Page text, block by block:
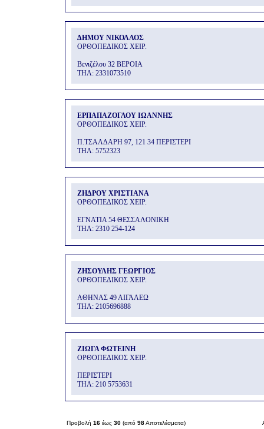
ΔΗΜΟΥ ΝΙΚΟΛΑΟΣ
ΟΡΘΟΠΕΔΙΚΟΣ ΧΕΙΡ.
Βενιζέλου 32 ΒΕΡΟΙΑ
THΛ: 2331073510
ΕΡΠΑΠΑΖΟΓΛΟΥ ΙΩΑΝΝΗΣ
ΟΡΘΟΠΕΔΙΚΟΣ ΧΕΙΡ.
Π.ΤΣΑΛΔΑΡΗ 97, 121 34 ΠΕΡΙΣΤΕΡΙ
THΛ: 5752323
ΖΗΔΡΟΥ ΧΡΙΣΤΙΑΝΑ
ΟΡΘΟΠΕΔΙΚΟΣ ΧΕΙΡ.
ΕΓΝΑΤΙΑ 54 ΘΕΣΣΑΛΟΝΙΚΗ
THΛ: 2310 254-124
ΖΗΣΟΥΛΗΣ ΓΕΩΡΓΙΟΣ
ΟΡΘΟΠΕΔΙΚΟΣ ΧΕΙΡ.
ΑΘΗΝΑΣ 49 ΑΙΓΑΛΕΩ
THΛ: 2105696888
ΖΙΩΓΑ ΦΩΤΕΙΝΗ
ΟΡΘΟΠΕΔΙΚΟΣ ΧΕΙΡ.
ΠΕΡΙΣΤΕΡΙ
THΛ: 210 5753631
Προβολή 16 έως 30 (από 98Αποτελέσματα)